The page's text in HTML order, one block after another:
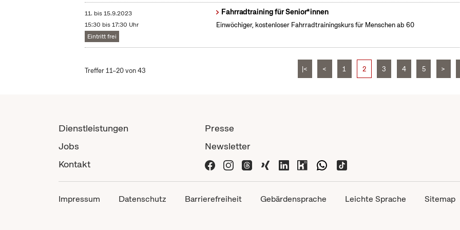
11. bis15.9.2023
15:30 bis 17:30 Uhr
Eintritt frei
Fahrradtraining für Senior*innen
Einwöchiger, kostenloser Fahrradtrainingskurs für Menschen ab 60
Treffer 11–20 von 43 |< < 1 2 3 4 5 >
Dienstleistungen
Jobs
Kontakt
Presse
Newsletter
Impressum Datenschutz Barrierefreiheit Gebärdensprache Leichte Sprache Sitemap